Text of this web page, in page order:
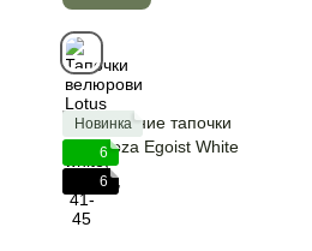
Новинка
6
6